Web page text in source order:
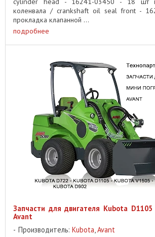
коленвала / crankshaft oil seal front -
прокладка клапанной ...
подробнее
Запчасти для двигателя Kubota D1105
Avant
Производитель: Kubota,Avant